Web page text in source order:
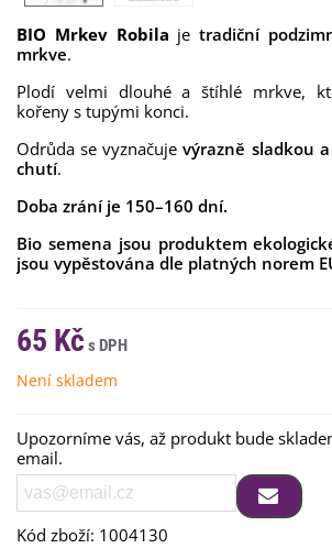
BIO Mrkev Robila je tradiční
mrkve.
Plodí velmi dlouhé a štíhlé mrkve,
kořeny s tupými konci.
Odrůda se vyznačujevýrazně sladkou
chutí.
Doba zrání je 150–160 dní.
Bio semena jsou produktem
jsou vypěstována dle platných norem
65 Kč
Není skladem
Upozorníme vás, až produkt bude
email.
Kód zboží: 1004130